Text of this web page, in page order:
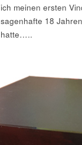
ich meinen ersten
sagenhafte 18
hatte…..